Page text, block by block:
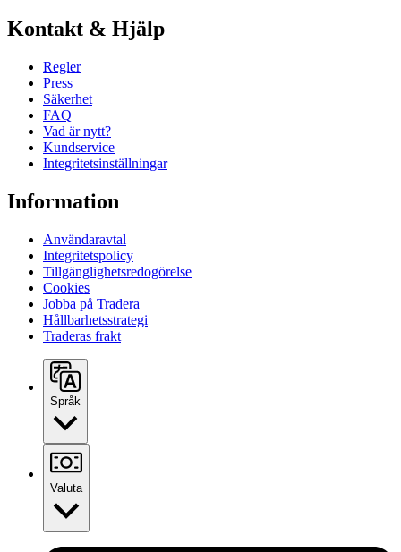
Kontakt & Hjälp
Regler
Press
Säkerhet
FAQ
Vad är nytt?
Kundservice
Integritetsinställningar
Information
Användaravtal
Integritetspolicy
Tillgänglighetsredogörelse
Cookies
Jobba på Tradera
Hållbarhetsstrategi
Traderas frakt
Språk
Valuta